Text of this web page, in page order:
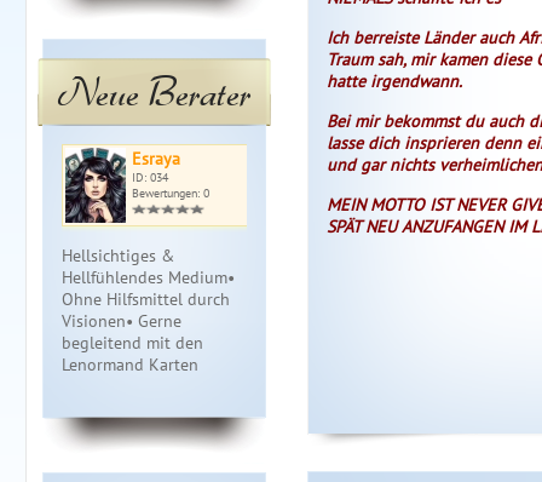
Neue Berater
Esraya
ID: 034
Bewertungen: 0
Hellsichtiges &
Hellfühlendes Medium•
Ohne Hilfsmittel durch
Visionen• Gerne
begleitend mit den
Lenormand Karten
Medium Kel…
ID: 112
ID:
Ich berreiste Länder auch
Traum sah, mir kamen
hatte irgendwann.
Bei mir bekommst du auch
lasse dich insprieren denn
und gar nichts verheimlichen
MEIN MOTTO IST NEVER
SPÄT NEU ANZUFANGEN IM